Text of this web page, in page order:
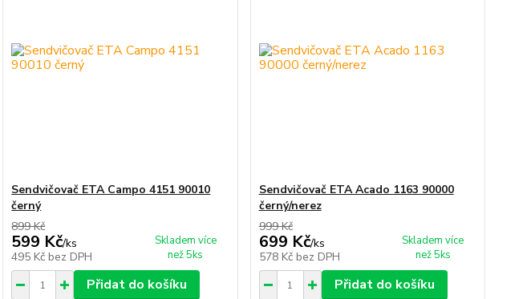
Sendvičovač ETA Campo 4151 90010
černý
899 Kč
599 Kč/ks
495 Kč bez DPH
Skladem více
než 5ks
Přidat do košíku
Sendvičovač ETA Acado 1163 90000
černý/nerez
999 Kč
699 Kč/ks
578 Kč bez DPH
Skladem více
než 5ks
Přidat do košíku